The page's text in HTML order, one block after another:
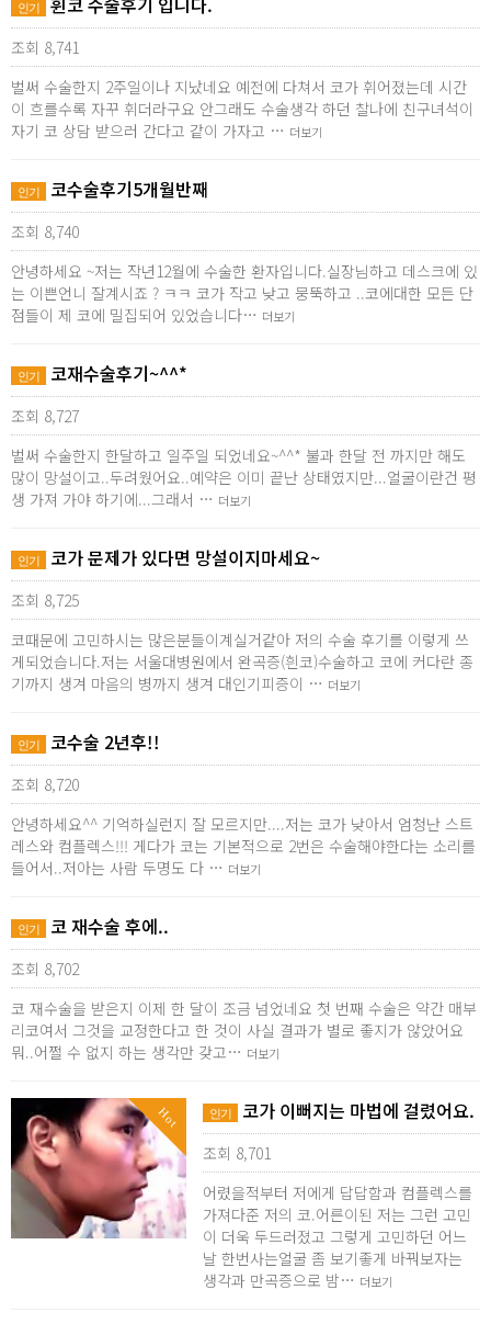
인기
조회 8,741
벌써 수술한지 2주일이나 지났네요 예전에 다쳐서 코가 휘어졌는데 시간
이 흐를수록 자꾸 휘더라구요 안그래도 수술생각 하던 찰나에 친구녀석이
자기 코 상담 받으러 간다고 같이 가자고 … 더보기
인기 코수술후기5개월반째
조회 8,740
안녕하세요 ~저는 작년12월에 수술한 환자입니다.실장님하고 데스크에 있
는 이쁜언니 잘계시죠 ? ㅋㅋ 코가 작고 낮고 뭉뚝하고 ..코에대한 모든 단
점들이 제 코에 밀집되어 있었습니다… 더보기
인기 코재수술후기~^^*
조회 8,727
벌써 수술한지 한달하고 일주일 되었네요~^^* 불과 한달 전 까지만 해도
많이 망설이고..두려웠어요..예약은 이미 끝난 상태였지만...얼굴이란건 평
생 가져 가야 하기에...그래서 … 더보기
인기 코가 문제가 있다면 망설이지마세요~
조회 8,725
코때문에 고민하시는 많은분들이계실거같아 저의 수술 후기를 이렇게 쓰
게되었습니다.저는 서울대병원에서 완곡증(흰코)수술하고 코에 커다란 종
기까지 생겨 마음의 병까지 생겨 대인기피증이 … 더보기
인기 코수술 2년후!!
조회 8,720
안녕하세요^^ 기억하실런지 잘 모르지만....저는 코가 낮아서 엄청난 스트
레스와 컴플렉스!!! 게다가 코는 기본적으로 2번은 수술해야한다는 소리를
들어서..저아는 사람 두명도 다 … 더보기
인기 코 재수술 후에..
조회 8,702
코 재수술을 받은지 이제 한 달이 조금 넘었네요 첫 번째 수술은 약간 매부
리코여서 그것을 교정한다고 한 것이 사실 결과가 별로 좋지가 않았어요
뭐..어쩔 수 없지 하는 생각만 갖고… 더보기
Hot 인기 코가 이뻐지는 마법에 걸렸어요.
조회 8,701
어렸을적부터 저에게 답답함과 컴플렉스를
가져다준 저의 코.어른이된 저는 그런 고민
이 더욱 두드러졌고 그렇게 고민하던 어느
날 한번사는얼굴 좀 보기좋게 바꿔보자는
생각과 만곡증으로 밤… 더보기